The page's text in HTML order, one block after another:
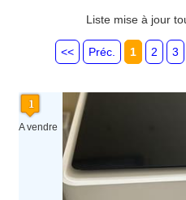
Ile de France
La Réunion
Limousin
Lorraine
Martinique
Mayotte
Midi Pyrenees - Espagne -
Portugal
Nord Pas de Calais - Belgique
Liste mise à jour
<< Préc. 1 2 3
A vendre